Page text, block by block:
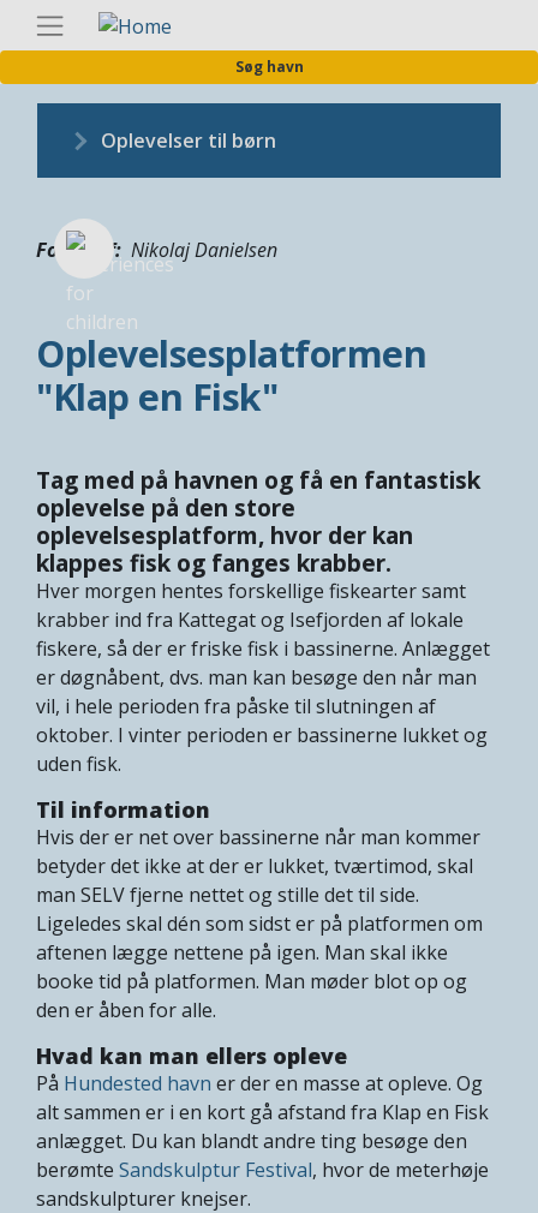
Søg havn
Oplevelser til børn
Fotograf Nikolaj Danielsen
Oplevelsesplatformen
"Klap en Fisk"
Tag med på havnen og få en fantastisk
oplevelse på den store
oplevelsesplatform, hvor der kan
klappes fisk og fanges krabber.
Hver morgen hentes forskellige fiskearter samt
krabber ind fra Kattegat og Isefjorden af lokale
fiskere, så der er friske fisk i bassinerne. Anlægget
er døgnåbent, dvs. man kan besøge den når man
vil, i hele perioden fra påske til slutningen af
oktober. I vinter perioden er bassinerne lukket og
uden fisk.
Til information
Hvis der er net over bassinerne når man kommer
betyder det ikke at der er lukket, tværtimod, skal
man SELV fjerne nettet og stille det til side.
Ligeledes skal dén som sidst er på platformen om
aftenen lægge nettene på igen. Man skal ikke
booke tid på platformen. Man møder blot op og
den er åben for alle.
Hvad kan man ellers opleve
På Hundested havn er der en masse at opleve. Og
alt sammen er i en kort gå afstand fra Klap en Fisk
anlægget. Du kan blandt andre ting besøge den
berømte Sandskulptur Festival, hvor de meterhøje
sandskulpturer knejser.